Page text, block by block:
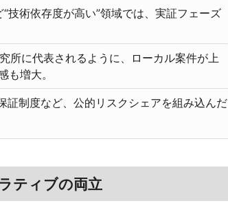
技術依存度が高い”領域では、実証フェーズ
所に代表されるように、ローカル案件が上
増大。
証制度など、公的リスクシェアを組み込んだ
ティブの両立